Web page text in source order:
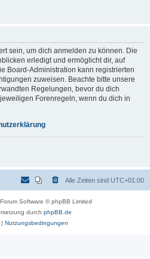
sein, um dich anmelden zu können. Die
erledigt und ermöglicht dir, auf
Board-Administration kann registrierten
zuweisen. Beachte bitte unsere
Regelungen, bevor du dich
Forenregeln, wenn du dich in
Alle Zeiten sind UTC+01:00
Software © phpBB Limited
durch phpBB.de
Nutzungsbedingungen